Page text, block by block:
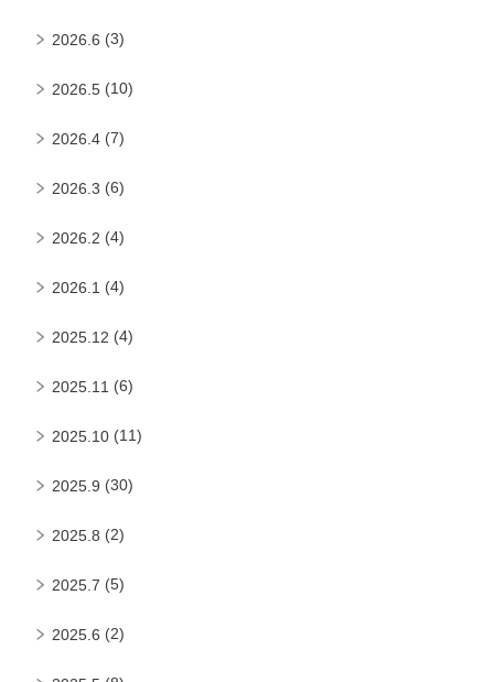
2026.6 (3)
2026.5 (10)
2026.4 (7)
2026.3 (6)
2026.2 (4)
2026.1 (4)
2025.12 (4)
2025.11 (6)
2025.10 (11)
2025.9 (30)
2025.8 (2)
2025.7 (5)
2025.6 (2)